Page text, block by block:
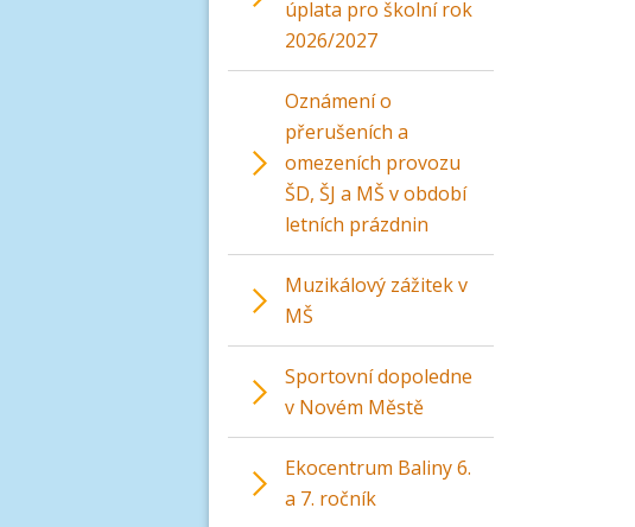
úplata pro školní rok
2026/2027
Oznámení o
přerušeních a
omezeních provozu
ŠD, ŠJ a MŠ v období
letních prázdnin
Muzikálový zážitek v
MŠ
Sportovní dopoledne
v Novém Městě
Ekocentrum Baliny 6.
a 7. ročník